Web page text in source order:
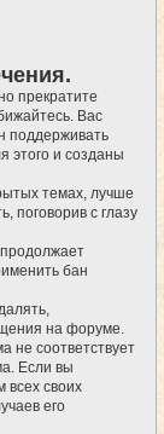
прекратите
Вас
поддерживать
этого и созданы
темах, лучше
поговорив с глазу
бан
на форуме.
не соответствует
Если вы
всех своих
его